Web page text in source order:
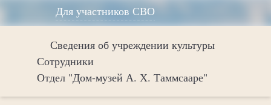
Для участников СВО
Сведения об учреждении культуры
Сотрудники
Отдел "Дом-музей А. Х. Таммсааре"